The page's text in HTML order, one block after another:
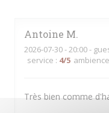
Antoine M
2026-07-30- 20:00 -
service : 4/5 ambience
Très bien comme